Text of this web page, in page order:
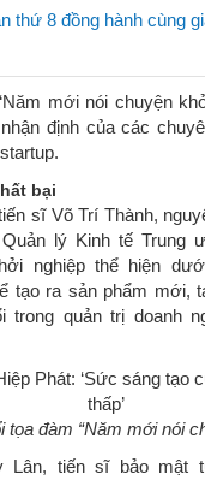
thứ 8 đồng hành cùng
mới nói chuyện
định của các
bại
sĩ Võ Trí Thành,
lý Kinh tế Trung
nghiệp thể hiện
tạo ra sản phẩm mới,
trong quản trị doanh
tọa đàm “Năm mới nói
Lân, tiến sĩ bảo mật